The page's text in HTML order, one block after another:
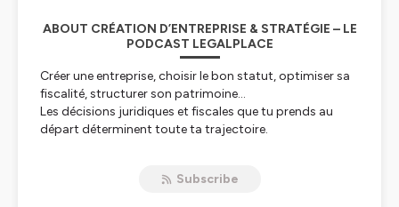
ABOUT CRÉATION D’ENTREPRISE & STRATÉGIE – LE
PODCAST LEGALPLACE
Créer une entreprise, choisir le bon statut, optimiser sa
fiscalité, structurer son patrimoine…
Les décisions juridiques et fiscales que tu prends au
départ déterminent toute ta trajectoire.
comptable chez ComptaPlace et Mehdi Ouchallal co-
Subscribe